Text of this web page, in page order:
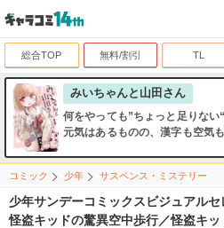
総合TOP 無料/割引 TL
みいちゃんと山田さん
何をやっても”ちょっと足りない
元気はあるものの、漢字も空気
コミック 少年 サスペンス・ミステリー
少年サンデーコミックスビジュアル
怪盗キッドの驚異空中歩行／怪盗キ